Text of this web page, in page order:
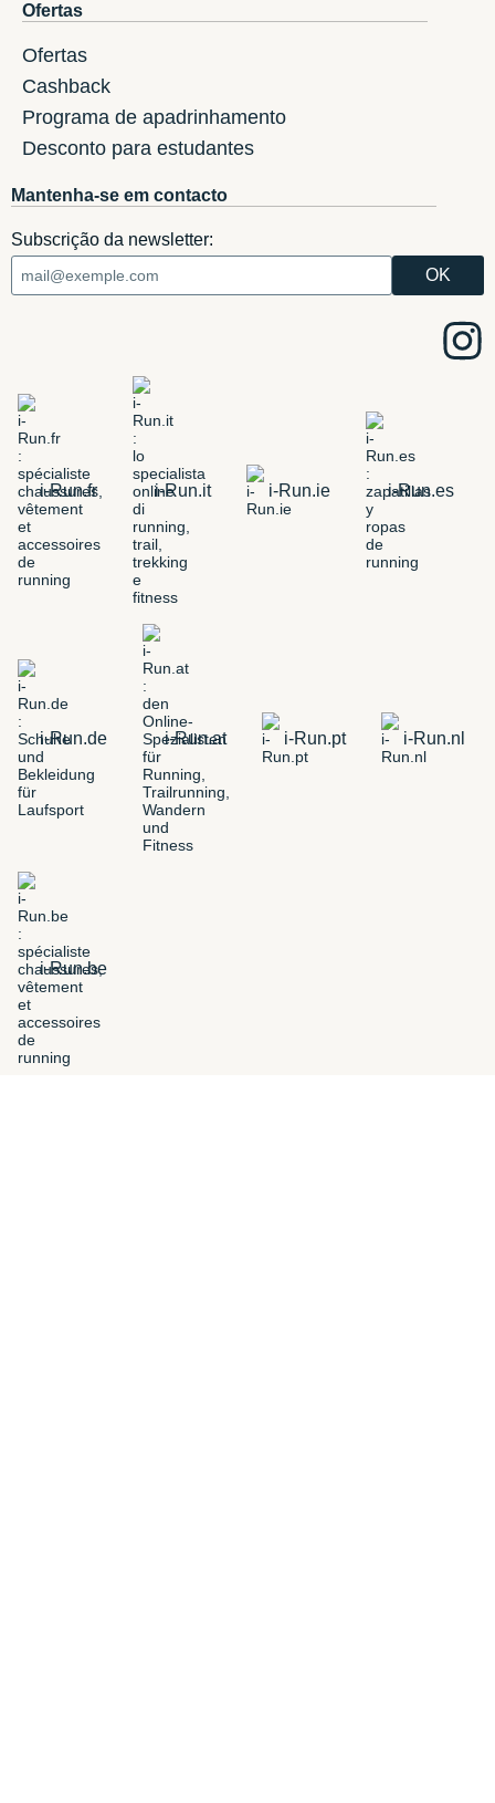
Ofertas
Ofertas
Cashback
Programa de apadrinhamento
Desconto para estudantes
Mantenha-se em contacto
Subscrição da newsletter:
i-Run.fr i-Run.it i-Run.ie i-Run.es
i-Run.de i-Run.at i-Run.pt i-Run.nl
i-Run.be